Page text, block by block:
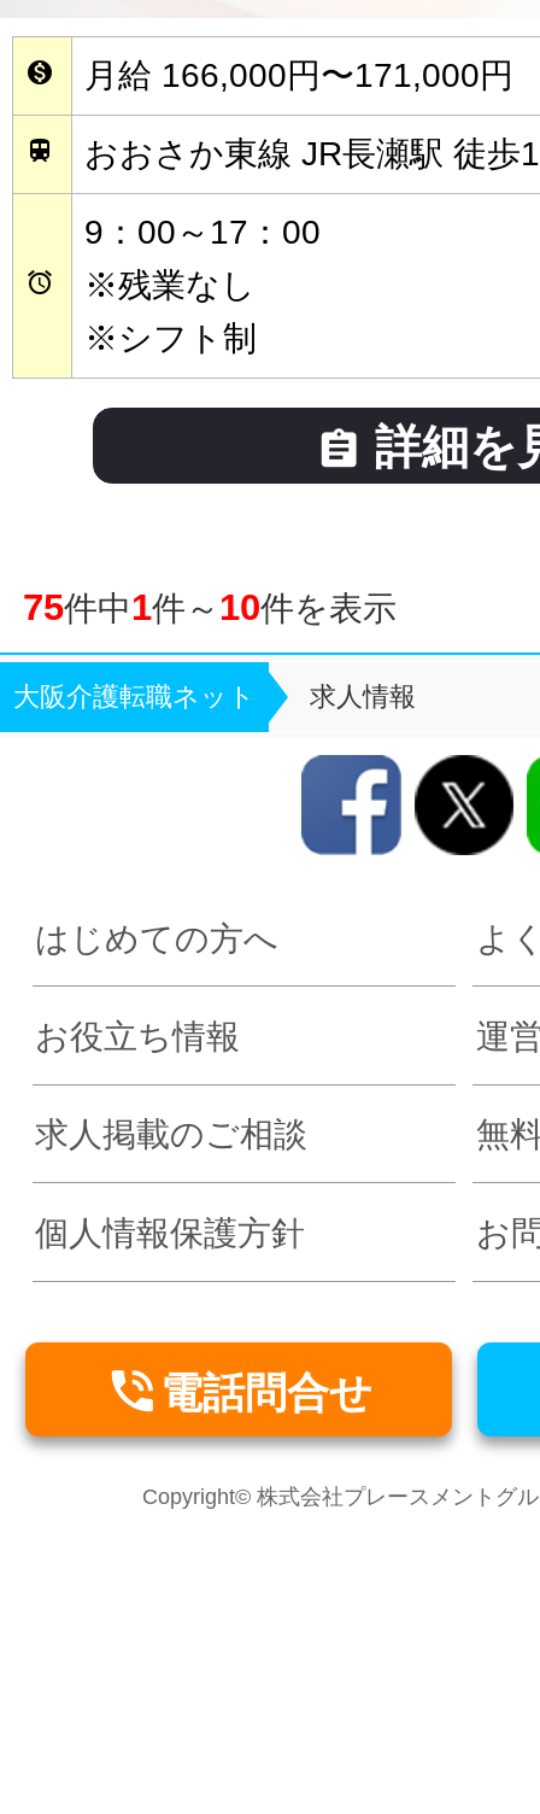
 月給 166,000円〜171,000円
 おおさか東線 JR長瀬駅 徒歩

9：00～17：00
※残業なし
※シフト制
 詳細を
75件中1件～ 10件を表示
大阪介護転職ネット 求人情報
はじめての方へ よ
お役立ち情報 運
求人掲載のご相談 無
個人情報保護方針 お
 電話問合せ
Copyright© 株式会社プレースメントグ